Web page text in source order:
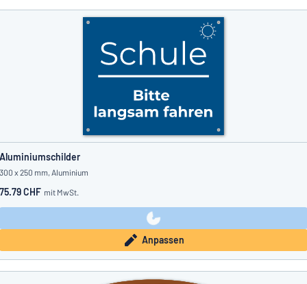
Aluminiumschilder
300 x 250 mm, Aluminium
75.79 CHF mit MwSt.
Anpassen